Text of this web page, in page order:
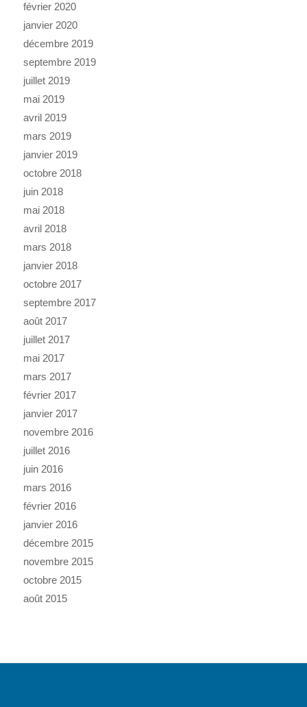
février 2020
janvier 2020
décembre 2019
septembre 2019
juillet 2019
mai 2019
avril 2019
mars 2019
janvier 2019
octobre 2018
juin 2018
mai 2018
avril 2018
mars 2018
janvier 2018
octobre 2017
septembre 2017
août 2017
juillet 2017
mai 2017
mars 2017
février 2017
janvier 2017
novembre 2016
juillet 2016
juin 2016
mars 2016
février 2016
janvier 2016
décembre 2015
novembre 2015
octobre 2015
août 2015